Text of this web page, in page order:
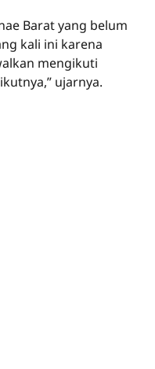
Barat yang belum
kali ini karena
mengikuti
ujarnya.